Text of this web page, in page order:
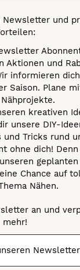
und
Aktionen und
informieren
Saison. Plane
Nähprojekte.
kreativen
unsere DIY-
und Tricks rund
ohne dich!
Chance auf
Nähen.
an und
mehr!
Newsletter